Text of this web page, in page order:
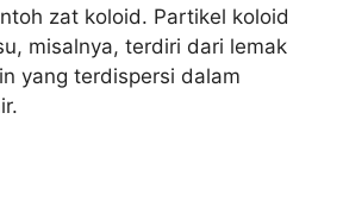
zat koloid. Partikel koloid
misalnya, terdiri dari lemak
yang terdispersi dalam